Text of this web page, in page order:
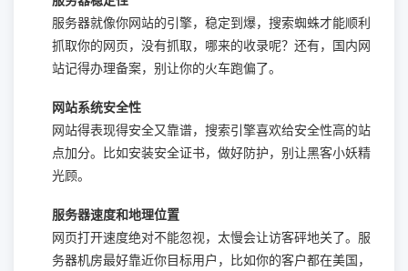
服务器就像你网站的引擎，稳定到爆，搜索蜘蛛才能顺利
抓取你的网页，没有抓取，哪来的收录呢？还有，国内网
站记得办理备案，别让你的火车跑偏了。
网站系统安全性
网站得表现得安全又靠谱，搜索引擎喜欢给安全性高的站
点加分。比如安装安全证书，做好防护，别让黑客小妖精
光顾。
服务器速度和地理位置
网页打开速度绝对不能忽视，太慢会让访客砰地关了。服
务器机房最好靠近你目标用户，比如你的客户都在美国，